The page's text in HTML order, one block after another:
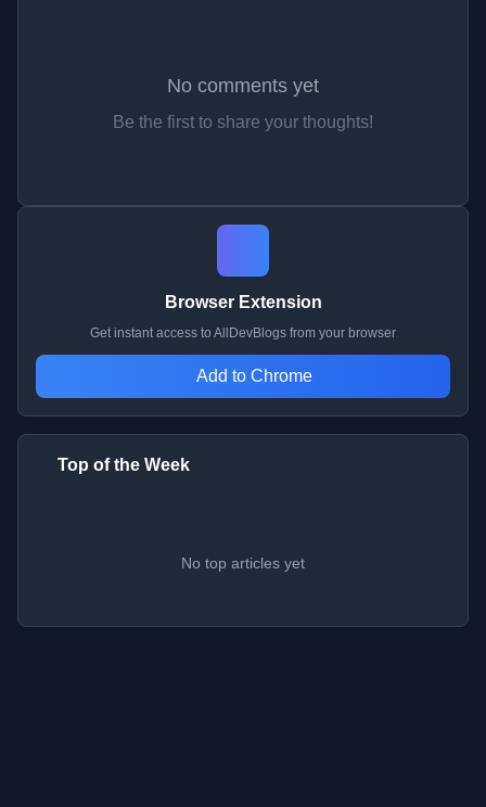
No comments yet
Be the first to share your thoughts!
Browser Extension
Get instant access to AllDevBlogs from your browser
Add to Chrome
Top of the Week
No top articles yet